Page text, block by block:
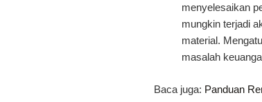
menyelesaikan
mungkin terjadi
material.
masalah
Baca juga: Panduan